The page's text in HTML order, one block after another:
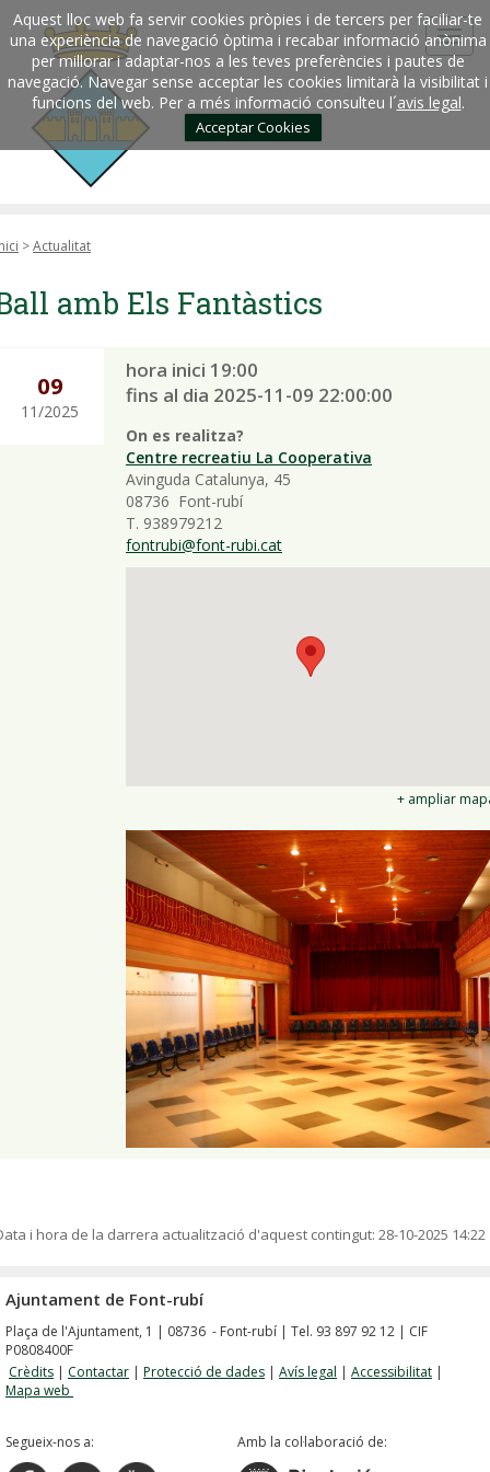
Aquest lloc web fa servir cookies pròpies i de tercers per faciliar-te
una experiència de navegació òptima i recabar informació anònima
per millorar i adaptar-nos a les teves preferències i pautes de
navegació. Navegar sense acceptar les cookies limitarà la visibilitat i
funcions del web. Per a més informació consulteu l´avis legal.
Acceptar Cookies
>Actualitat
amb Els Fantàstics
09
11/2025
hora inici 19:00
fins al dia 2025-11-09 22:00:00
On es realitza?
Centre recreatiu La Cooperativa
Avinguda Catalunya, 45
08736 Font-rubí
T. 938979212
fontrubi@font-rubi.cat
+ ampliar
i hora de la darrera actualització d'aquest contingut: 28-10-2025 14:22
Ajuntament de Font-rubí
Plaça de l'Ajuntament, 1 | 08736 - Font-rubí | Tel. 93 897 92 12 | CIF
P0808400F
Crèdits | Contactar | Protecció de dades | Avís legal | Accessibilitat |
Mapa web
Segueix-nos a: Amb la col·laboració de: